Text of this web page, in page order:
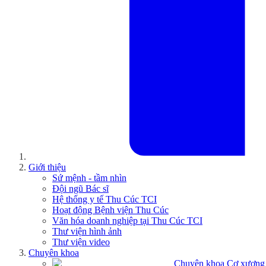
Giới thiệu
Sứ mệnh - tầm nhìn
Đội ngũ Bác sĩ
Hệ thống y tế Thu Cúc TCI
Hoạt động Bệnh viện Thu Cúc
Văn hóa doanh nghiệp tại Thu Cúc TCI
Thư viện hình ảnh
Thư viện video
Chuyên khoa
Chuyên khoa Cơ